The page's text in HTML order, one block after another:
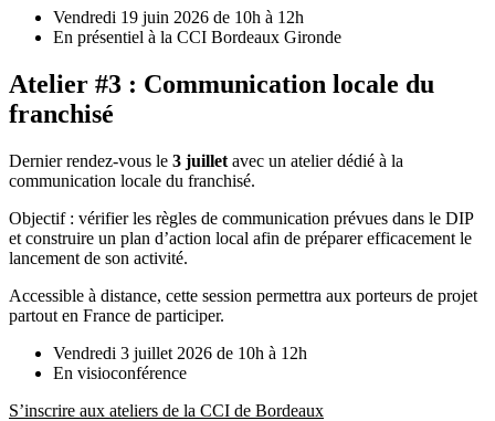
Vendredi 19 juin 2026 de 10h à 12h
En présentiel à la CCI Bordeaux Gironde
Atelier #3 : Communication locale du
franchisé
Dernier rendez-vous le 3 juillet avec un atelier dédié à la
communication locale du franchisé.
Objectif : vérifier les règles de communication prévues dans le DIP
et construire un plan d’action local afin de préparer efficacement le
lancement de son activité.
Accessible à distance, cette session permettra aux porteurs de projet
partout en France de participer.
Vendredi 3 juillet 2026 de 10h à 12h
En visioconférence
S’inscrire aux ateliers de la CCI de Bordeaux